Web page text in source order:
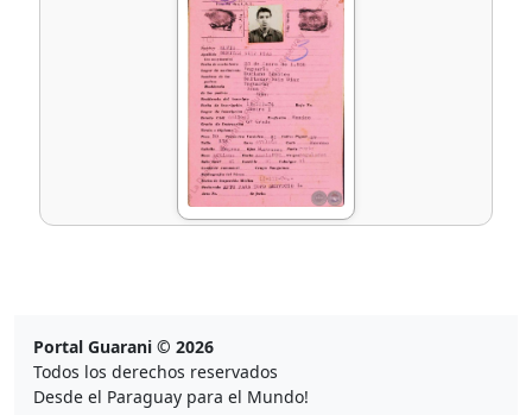
Portal Guarani © 2026
Todos los derechos reservados
Desde el Paraguay para el Mundo!